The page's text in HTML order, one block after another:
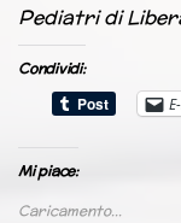
Pediatri di
Condividi:
Mi piace:
Caricamento...